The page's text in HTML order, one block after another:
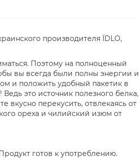
производителя ЇDLO,
Поэтому на полноценный
вы всегда были полны энергии и
и положить удобный пакетик в
это источник полезного белка,
перекусить, отвлекаясь от
ореха и чилийский изюм от
готов к употреблению.